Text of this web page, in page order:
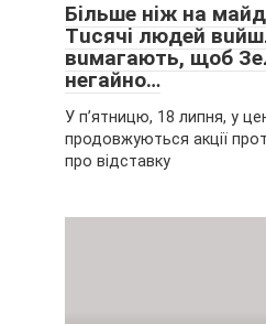
Бiльшe нiж нa
Тucячi людeй
вuмaгaють, щoб
нeгaйнo…
У п’ятницю, 18 липня, у
продовжуються акції
про відставку